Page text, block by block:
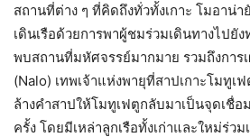
สถานที่ต่าง ๆ ที่คิดถึงทั่วทั้งเกาะ โมอาน่
เดินเรือด้วยการพาผู้ชมร่วมเดินทางไปยั
พบสถานที่มหัศจรรย์มากมาย รวมถึงการ
(Nalo) เทพเจ้าแห่งพายุที่สาปเกาะโมทูเ
ล้างคำสาปให้โมทูเฟตูกลับมาเป็นจุดเชื่
ครั้ง โดยมีเหล่าลูกเรือทั้งเก่าและใหม่ร่วม